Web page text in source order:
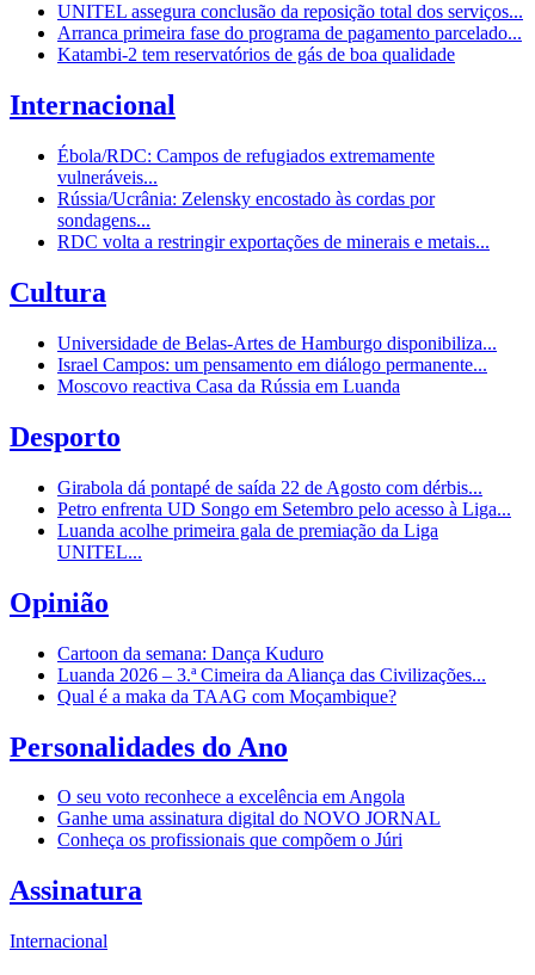
UNITEL assegura conclusão da reposição total dos serviços...
Arranca primeira fase do programa de pagamento parcelado...
Katambi-2 tem reservatórios de gás de boa qualidade
Internacional
Ébola/RDC: Campos de refugiados extremamente
vulneráveis...
Rússia/Ucrânia: Zelensky encostado às cordas por
sondagens...
RDC volta a restringir exportações de minerais e metais...
Cultura
Universidade de Belas-Artes de Hamburgo disponibiliza...
Israel Campos: um pensamento em diálogo permanente...
Moscovo reactiva Casa da Rússia em Luanda
Desporto
Girabola dá pontapé de saída 22 de Agosto com dérbis...
Petro enfrenta UD Songo em Setembro pelo acesso à Liga...
Luanda acolhe primeira gala de premiação da Liga
UNITEL...
Opinião
Cartoon da semana: Dança Kuduro
Luanda 2026 – 3.ª Cimeira da Aliança das Civilizações...
Qual é a maka da TAAG com Moçambique?
Personalidades do Ano
O seu voto reconhece a excelência em Angola
Ganhe uma assinatura digital do NOVO JORNAL
Conheça os profissionais que compõem o Júri
Assinatura
Internacional